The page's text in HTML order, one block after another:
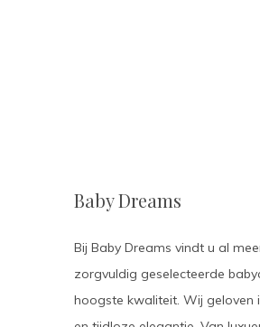
Baby Dreams
Bij Baby Dreams vindt u al
zorgvuldig geselecteerde
hoogste kwaliteit. Wij geloven